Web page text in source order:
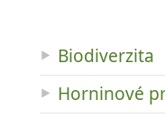
Biodiverzita
Horninové